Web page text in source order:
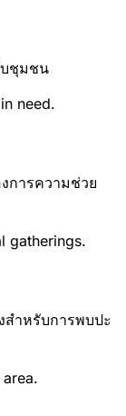
บชุมชน
need.
การความช่วย
gatherings.
ำหรับการพบปะ